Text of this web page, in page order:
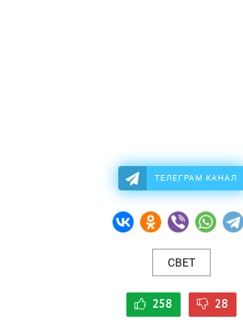
ТЕЛЕГРАМ КАНАЛ
СВЕТ
258 28